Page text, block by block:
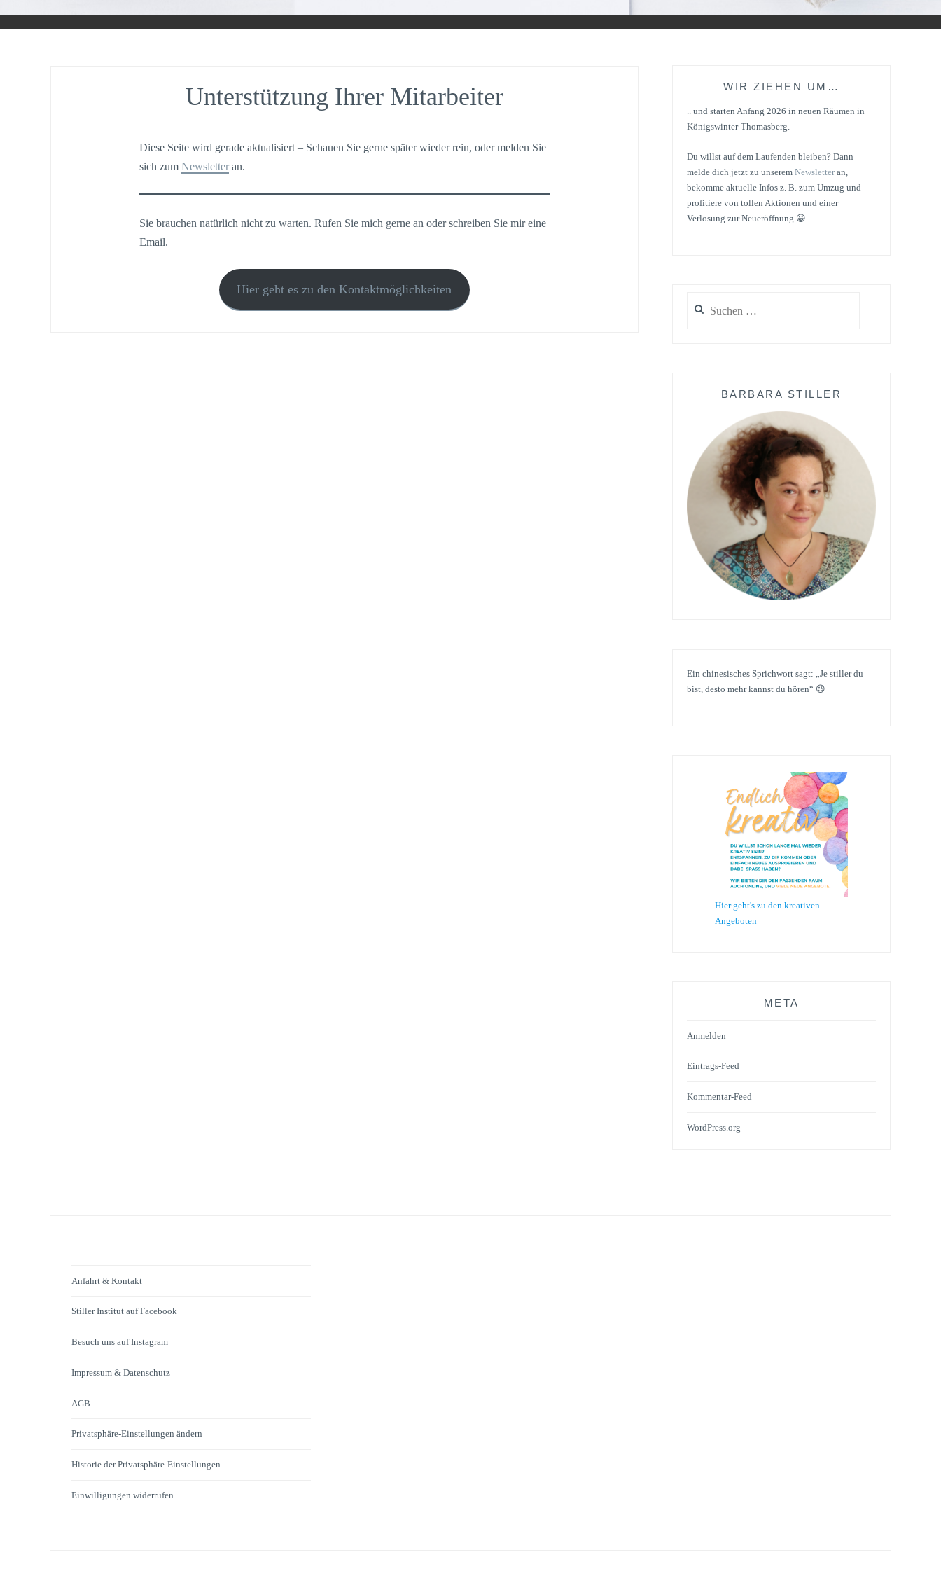
Unterstützung Ihrer Mitarbeiter
Diese Seite wird gerade aktualisiert – Schauen Sie gerne später wieder rein, oder melden Sie
sich zum Newsletteran.
Sie brauchen natürlich nicht zu warten. Rufen Sie mich gerne an oder schreiben Sie mir eine
Email.
Hier geht es zu den Kontaktmöglichkeiten
WIR ZIEHEN UM…
.. und starten Anfang 2026 in neuen Räumen in
Königswinter-Thomasberg.
Du willst auf dem Laufenden bleiben? Dann
melde dich jetzt zu unserem Newsletteran,
bekomme aktuelle Infos z. B. zum Umzug und
profitiere von tollen Aktionen und einer
Verlosung zur Neueröffnung 😀
nach:
BARBARA STILLER
Ein chinesisches Sprichwort sagt: „Je stiller du
bist, desto mehr kannst du hören“ 😉
Hier geht's zu den kreativen
Angeboten
META
Anmelden
Eintrags-Feed
Kommentar-Feed
WordPress.org
Anfahrt & Kontakt
Stiller Institut auf Facebook
Besuch uns auf Instagram
Impressum & Datenschutz
AGB
Privatsphäre-Einstellungen ändern
Historie der Privatsphäre-Einstellungen
Einwilligungen widerrufen